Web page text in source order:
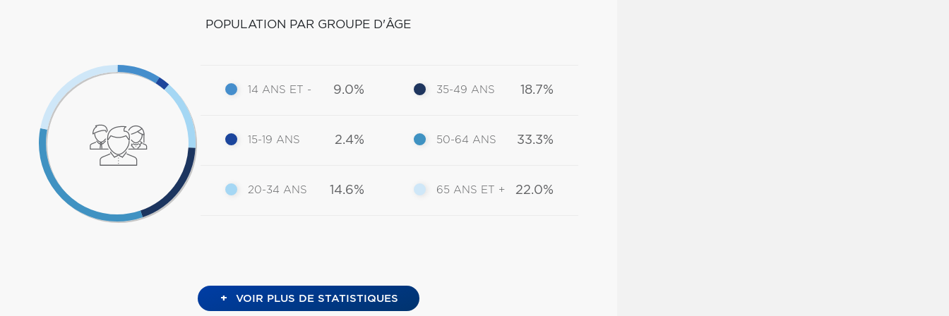
POPULATION PAR GROUPE D'ÂGE
14 ANS ET - 9.0%
15-19 ANS 2.4%
20-34 ANS 14.6%
35-49 ANS 18.7%
50-64 ANS 33.3%
65 ANS ET + 22.0%
+ VOIR PLUS DE STATISTIQUES